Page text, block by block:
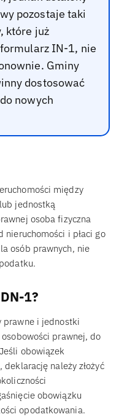
pozostaje taki
które już
formularz IN-1, nie
Gminy
dostosować
nowych
między
jednostką
osoba fizyczna
nieruchomości i płaci go
osób prawnych, nie
1?
prawne i jednostki
prawnej, do
obowiązek
należy złożyć
obowiązku
opodatkowania.